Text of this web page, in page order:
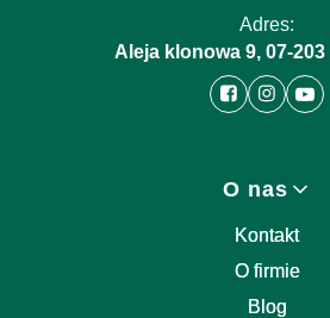
Adres:
Aleja klonowa 9, 07-
O nas
Kontakt
O firmie
Blog